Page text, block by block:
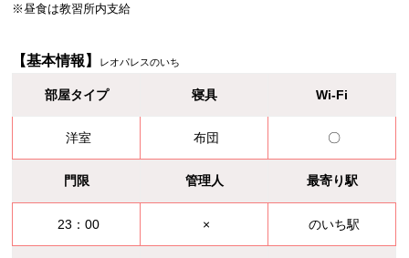
※昼食は教習所内支給
【基本情報】 レオパレスのいち
部屋タイプ 寝具 Wi-Fi
洋室 布団 〇
門限 管理人 最寄り駅
23：00 × のいち駅